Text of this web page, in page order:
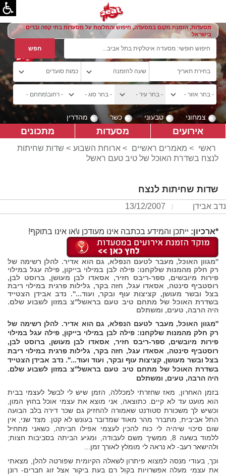
מסעדות, הזמנת מקום במסעדה, חיפוש והמלצות על מסעדות בתי קפה וברים
בישראל
צמחוני טבעוני כשר מהדרין
אירועים מסעדות מתכונים
ראשי > מאמרים ראשיים > ארוחת השבוע > שדות שחיתות
לנצח בשדרת האוכל של טיב טעם ראשל
שדות שחיתות לנצח
נדב אבידן 13/12/2007
*ארכיון: ייתכן והמידע בכתבה אינו מעודכן ו\או אינו בתוקף!
''מגוון האוכל, מעבר לטעם הנפלא, גם הוא אדיר. להלן רשימה של
רק חלק מהמנות שלקחנו: פילה לבן במילוי בייקון, פילה עגל במילוי
פירות מיובשים, ספר-ריבס חזיר, אסאדו לבן מעושן, ברוסט לבן,
רוסטביף סינטה, אסאדו עגל, חזה בקר, גלילות פרגית במילוי ריבת
בצל ובשר מעושן, קציצות עוף ובקר, ועוד...''. נדב אבידן הצטייד
בשדרת האוכל של מתחם טיב טעם בראשל''צ במזון לשבוע שלם.
היה הרבה, טעים, ומשתלם
''מגוון האוכל, מעבר לטעם הנפלא, גם הוא אדיר. להלן רשימה של
רק חלק מהמנות שלקחנו: פילה לבן במילוי בייקון, פילה עגל במילוי
פירות מיובשים, ספר-ריבס חזיר, אסאדו לבן מעושן, ברוסט לבן,
רוסטביף סינטה, אסאדו עגל, חזה בקר, גלילות פרגית במילוי ריבת
בצל ובשר מעושן, קציצות עוף ובקר, ועוד ועוד...''. נדב אבידן הצטייד
בשדרת האוכל של מתחם טיב טעם בראשל''צ במזון לשבוע שלם.
היה הרבה, טעים, ומשתלם
בזמן האחרון, מאז שחזרתי למכללה, הזמן שיש לי לבשל לעצמי בבית
הוא מועט עד לא קיים. כתוצאה, אני מוצא את עצמי אוכל בחוץ המון,
וכשיש לך משכורת סטודנט שאמורה להחזיק גם שכר דירה בלב הבועה
התל אביבית, מתברר מהר מאוד שמדובר בעונש לא קטן. מצד שני, אין
שום סיכוי שיהיה לי כוח להכין לעצמי אפילו חביתה, כשאני מתחיל
ללמוד בשעה 8, ממשיך משם לעבודה, ומגיע הביתה בסביבות חצות;
ולהישאר רעב- לא נראה לי מומלץ לאורך זמן...
וכך, בעודי מנסה למצוא פיתרון לשאלה הקיומית שפורטה להלן, מצאתי
את עצמי מעלה אפשרויות בקול רם בעת ביקור אצל זוג חברים- רונן